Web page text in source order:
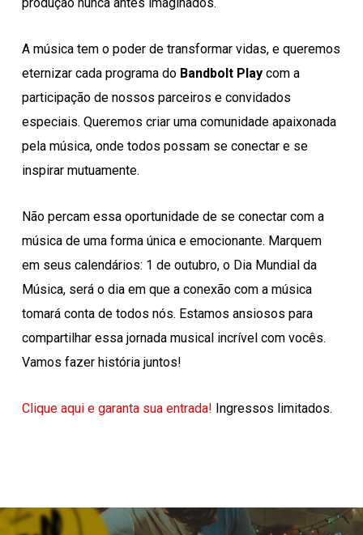
produção nunca antes imaginados.
A música tem o poder de transformar vidas, e queremos
eternizar cada programa do Bandbolt Playcom a
participação de nossos parceiros e convidados
especiais. Queremos criar uma comunidade apaixonada
pela música, onde todos possam se conectar e se
inspirar mutuamente.
Não percam essa oportunidade de se conectar com a
música de uma forma única e emocionante. Marquem
em seus calendários: 1 de outubro, o Dia Mundial da
Música, será o dia em que a conexão com a música
tomará conta de todos nós. Estamos ansiosos para
compartilhar essa jornada musical incrível com vocês.
Vamos fazer história juntos!
Clique aqui e garanta sua entrada! Ingressos limitados.